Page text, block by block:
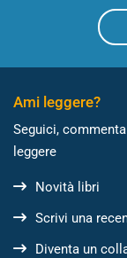
Ami leggere?
Seguici,
leggere
Novità libri
Scrivi una
Diventa un